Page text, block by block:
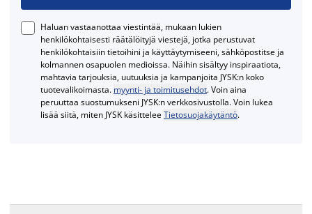
Haluan vastaanottaa viestintää, mukaan lukien
henkilökohtaisesti räätälöityjä viestejä, jotka perustuvat
henkilökohtaisiin tietoihini ja käyttäytymiseeni, sähköpostitse ja
kolmannen osapuolen medioissa. Näihin sisältyy inspiraatiota,
mahtavia tarjouksia, uutuuksia ja kampanjoita JYSK:n koko
tuotevalikoimasta. myynti- ja toimitusehdot. Voin aina
peruuttaa suostumukseni JYSK:n verkkosivustolla. Voin lukea
lisää siitä, miten JYSK käsitteleeTietosuojakäytäntö.